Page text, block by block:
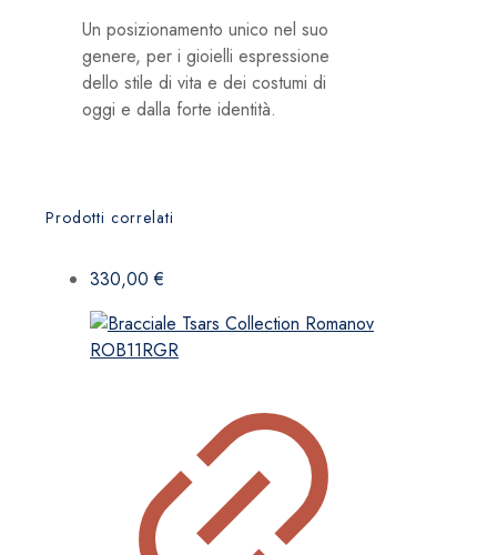
Un posizionamento unico nel suo
genere, per i gioielli espressione
dello stile di vita e dei costumi di
oggi e dalla forte identità.
Prodotti correlati
330,00€